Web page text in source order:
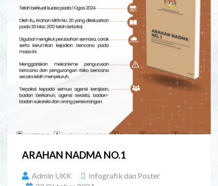
ARAHAN NADMA NO.1
Admin UKK
Infografik dan Poster